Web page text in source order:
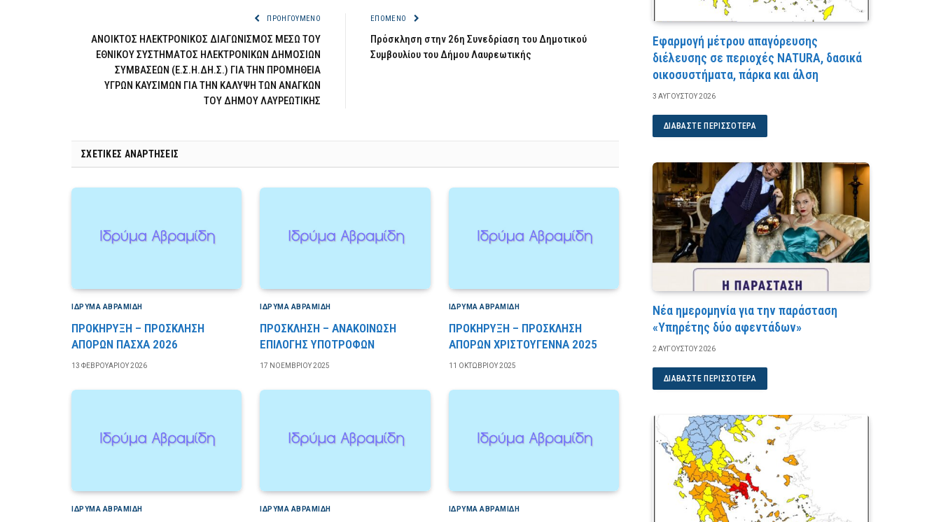
ΠΡΟΗΓΟΎΜΕΝΟ
ΑΝΟΙΚΤΟΣ ΗΛΕΚΤΡΟΝΙΚΟΣ ΔΙΑΓΩΝΙΣΜΟΣ ΜΕΣΩ ΤΟΥ
ΕΘΝΙΚΟΥ ΣΥΣΤΗΜΑΤΟΣ ΗΛΕΚΤΡΟΝΙΚΩΝ ΔΗΜΟΣΙΩΝ
ΣΥΜΒΑΣΕΩΝ (Ε.Σ.Η.ΔΗ.Σ.) ΓΙΑ ΤΗΝ ΠΡΟΜΗΘΕΙΑ
ΥΓΡΩΝ ΚΑΥΣΙΜΩΝ ΓΙΑ ΤΗΝ ΚΑΛΥΨΗ ΤΩΝ ΑΝΑΓΚΩΝ
ΤΟΥ ΔΗΜΟΥ ΛΑΥΡΕΩΤΙΚΗΣ
ΕΠΌΜΕΝΟ
Πρόσκληση στην 26η Συνεδρίαση του Δημοτικού
Συμβουλίου του Δήμου Λαυρεωτικής
ΣΧΕΤΙΚΈΣ ΑΝΑΡΤΉΣΕΙΣ
ΙΔΡΎΜΑ ΑΒΡΑΜΊΔΗ
ΠΡΟΚΗΡΥΞΗ – ΠΡΟΣΚΛΗΣΗ
ΑΠΟΡΩΝ ΠΑΣΧΑ 2026
13 ΦΕΒΡΟΥΑΡΊΟΥ 2026
ΙΔΡΎΜΑ ΑΒΡΑΜΊΔΗ
ΠΡΟΣΚΛΗΣΗ – ΑΝΑΚΟΙΝΩΣΗ
ΕΠΙΛΟΓΗΣ ΥΠΟΤΡΟΦΩΝ
17 ΝΟΕΜΒΡΊΟΥ 2025
ΙΔΡΎΜΑ ΑΒΡΑΜΊΔΗ
ΠΡΟΚΗΡΥΞΗ – ΠΡΟΣΚΛΗΣΗ
ΑΠΟΡΩΝ ΧΡΙΣΤΟΥΓΕΝΝΑ 2025
11 ΟΚΤΩΒΡΊΟΥ 2025
ΙΔΡΎΜΑ ΑΒΡΑΜΊΔΗ ΙΔΡΎΜΑ ΑΒΡΑΜΊΔΗ ΙΔΡΎΜΑ ΑΒΡΑΜΊΔΗ
Εφαρμογή μέτρου απαγόρευσης
διέλευσης σε περιοχές NATURA, δασικά
οικοσυστήματα, πάρκα και άλση
3 ΑΥΓΟΎΣΤΟΥ 2026
ΔΙΑΒΆΣΤΕ ΠΕΡΙΣΣΌΤΕΡΑ
Νέα ημερομηνία για την παράσταση
«Υπηρέτης δύο αφεντάδων»
2 ΑΥΓΟΎΣΤΟΥ 2026
ΔΙΑΒΆΣΤΕ ΠΕΡΙΣΣΌΤΕΡΑ